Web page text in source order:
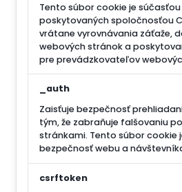
Tento súbor cookie je súčasťou
poskytovaných spoločnosťou
vrátane vyrovnávania záťaže,
webových stránok a
pre prevádzkovateľov
_auth
Zaisťuje bezpečnosť
tým, že zabraňuje falšovaniu
stránkami. Tento súbor cookie
bezpečnosť webu a
csrftoken